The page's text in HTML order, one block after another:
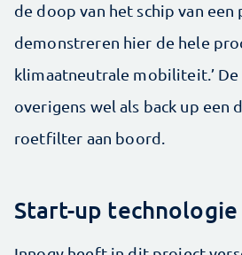
de doop van het schip van een
demonstreren hier de hele
klimaatneutrale mobiliteit.’
overigens wel als back up een
roetfilter aan boord.
Start-up technologie